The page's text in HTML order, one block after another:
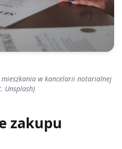
w kancelarii notarialnej
Unsplash)
zakupu